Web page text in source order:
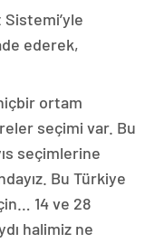
ederek,
ortam
seçimi var. Bu
seçimlerine
Bu Türkiye
14 ve 28
halimiz ne